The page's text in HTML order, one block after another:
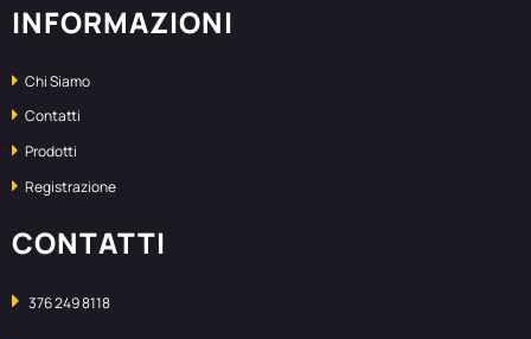
INFORMAZIONI
Chi Siamo
Contatti
Prodotti
Registrazione
CONTATTI
376 249 8118